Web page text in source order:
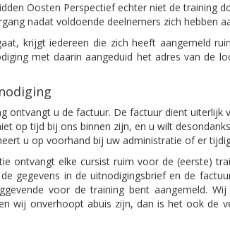
Oosten Perspectief echter niet de training
nadat voldoende deelnemers zich hebben
krijgt iedereen die zich heeft aangemeld
met daarin aangeduid het adres van de
ontvangt u de factuur. De factuur dient uiterlijk
op tijd bij ons binnen zijn, en u wilt
u op voorhand bij uw administratie of er
ontvangt elke cursist ruim voor de (eerste)
gegevens in de uitnodigingsbrief en de
voor de training bent aangemeld.
wij onverhoopt abuis zijn, dan is het ook de